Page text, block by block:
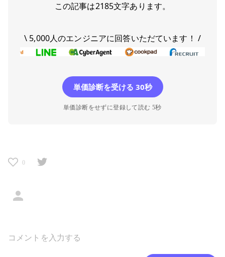
この記事は2185文字あります。
\ 5,000人のエンジニアに回答いただています！ /
単価診断を受ける 30秒
単価診断をせずに登録して読む 5秒
0